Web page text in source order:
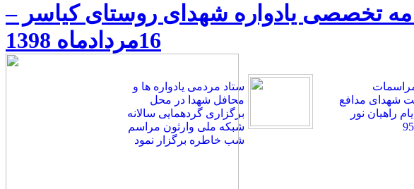
تخصصی یادواره شهدای روستای کیاسر –
16مردادماه 1398
شهدای مدافع
راهیان نور
ستاد مردمی یادواره ها و
محافل شهدا در محل
برگزاری گردهمایی سالانه
شبکه ملی وارثون مراسم
شب خاطره برگزار نمود